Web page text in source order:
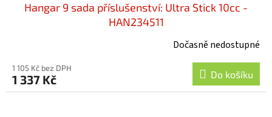
Hangar 9 sada příslušenství: Ultra Stick 10cc -
HAN234511
Dočasně nedostupné
1 105 Kč bez DPH
1 337 Kč Do košíku